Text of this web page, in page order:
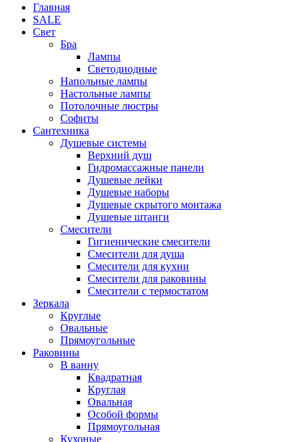
Главная
SALE
Свет
Бра
Лампы
Светодиодные
Напольные лампы
Настольные лампы
Потолочные люстры
Софиты
Сантехника
Душевые системы
Верхний душ
Гидромассажные панели
Душевые лейки
Душевые наборы
Душевые скрытого монтажа
Душевые штанги
Смесители
Гигиенические смесители
Смесители для душа
Смесители для кухни
Смесители для раковины
Смесители с термостатом
Зеркала
Круглые
Овальные
Прямоугольные
Раковины
В ванну
Квадратная
Круглая
Овальная
Особой формы
Прямоугольная
Кухоные